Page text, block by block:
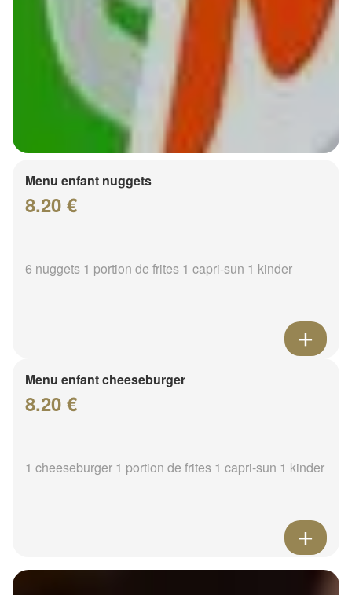
Menu enfant nuggets
8.20 €
6 nuggets 1 portion de frites 1 capri-sun 1 kinder
Menu enfant cheeseburger
8.20 €
1 cheeseburger 1 portion de frites 1 capri-sun 1 kinder